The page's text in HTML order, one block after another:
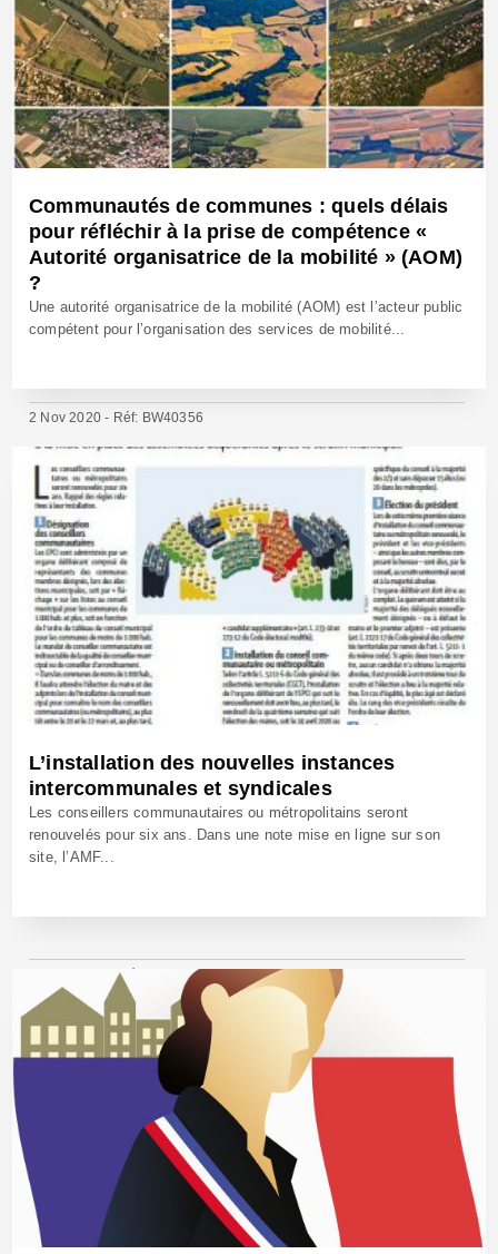
Communautés de communes : quels délais
pour réfléchir à la prise de compétence «
Autorité organisatrice de la mobilité » (AOM)
?
Une autorité organisatrice de la mobilité (AOM) est l’acteur public
compétent pour l’organisation des services de mobilité...
2 Nov 2020 - Réf: BW40356
L’installation des nouvelles instances
intercommunales et syndicales
Les conseillers communautaires ou métropolitains seront
renouvelés pour six ans. Dans une note mise en ligne sur son
site, l’AMF...
6 Mars 2020 - Réf: BW39935